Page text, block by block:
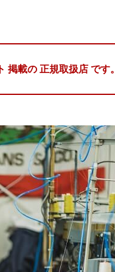
掲載の 正規取扱店 です。